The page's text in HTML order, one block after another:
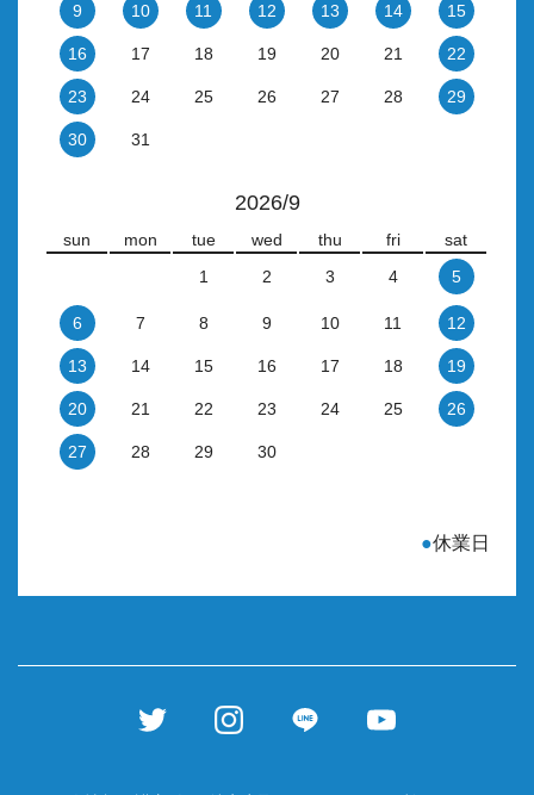
9 10 11 12 13 14 15
16 17 18 19 20 21 22
23 24 25 26 27 28 29
30 31
2026/9
sun mon tue wed thu fri
sat
1
2 3 4 5
6 7 8 9 10 11 12
13 14 15 16 17 18 19
20 21 22 23 24 25 26
27 28 29 30
●休業日